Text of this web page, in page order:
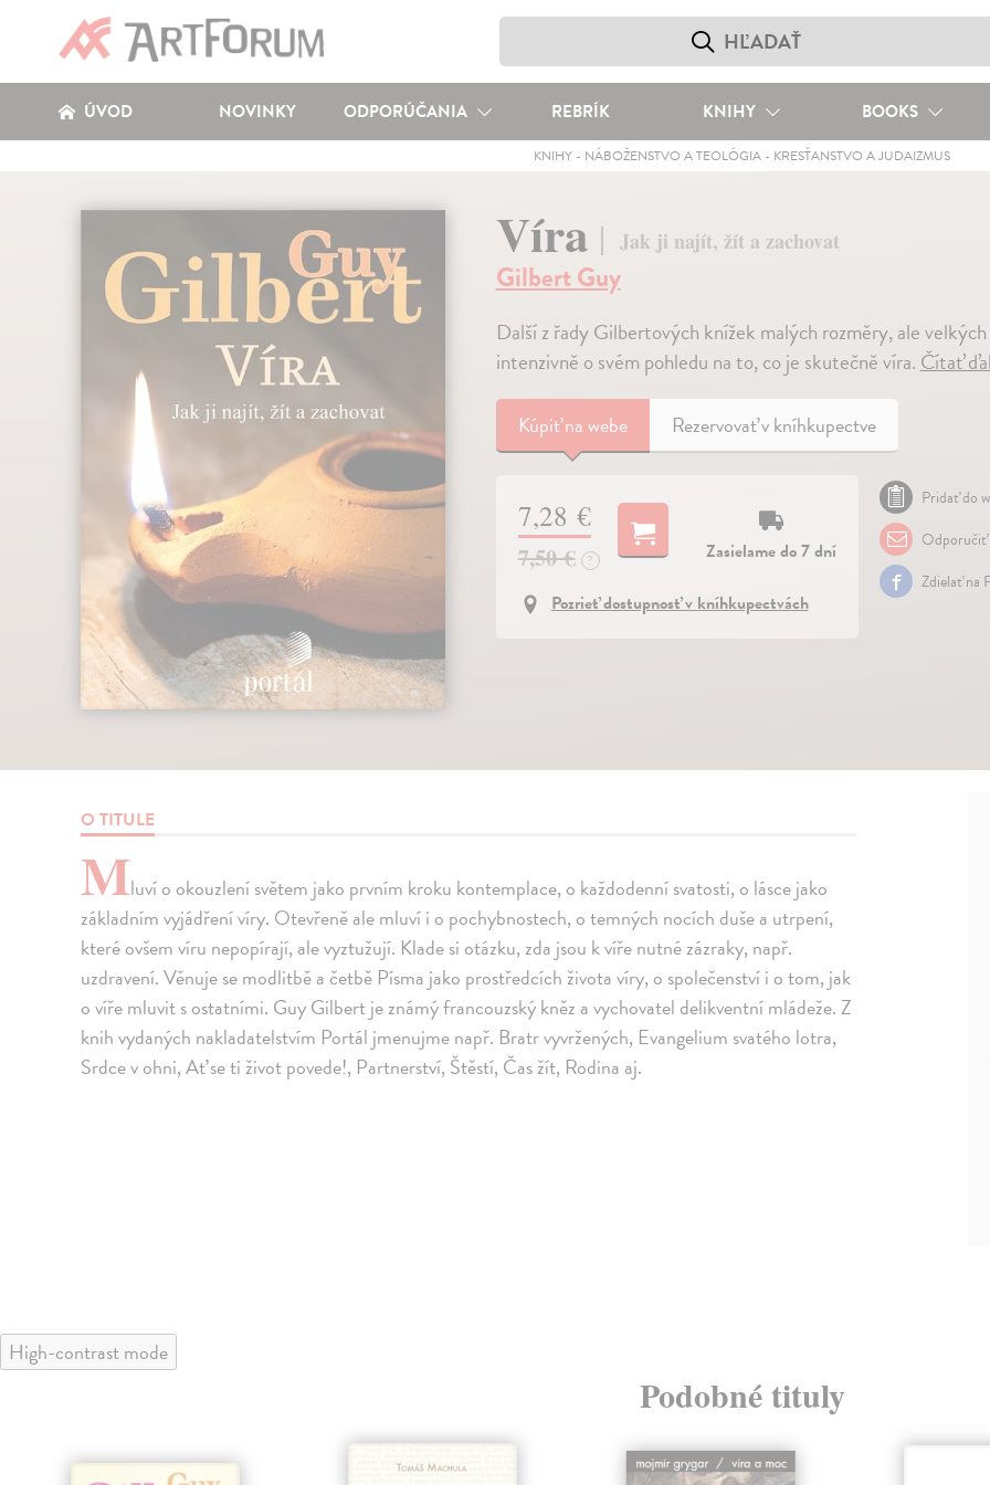
ÚVOD NOVINKY ODPORÚČANIA REBRÍK KNIHY BOOKS
KNIHY - NÁBOŽENSTVO A TEOLÓGIA - KRESŤANSTVO A JUDAIZMUS
Víra Jak ji najít, žít a zachovat
Gilbert Guy
Další z řady Gilbertových knížek malých rozměry, ale
intenzivně o svém pohledu na to, co je skutečně víra.Čítať
Kúpiťna webe Rezervovať v kníhkupectve
7,28 €
7,50 € ?
Zasielame do 7 dní
Pozrieť dostupnosť v kníhkupectvách
Pridať do
Odporučiť
Zdielať na
O TITULE
Mluví o okouzlení světem jako prvním kroku kontemplace, o každodenní svatosti, o lásce jako
základním vyjádření víry. Otevřeně ale mluví i o pochybnostech, o temných nocích duše a utrpení,
které ovšem víru nepopírají, ale vyztužují. Klade si otázku, zda jsou k víře nutné zázraky, např.
uzdravení. Věnuje se modlitbě a četbě Písma jako prostředcích života víry, o společenství i o tom, jak
o víře mluvit s ostatními. Guy Gilbert je známý francouzský kněz a vychovatel delikventní mládeže. Z
knih vydaných nakladatelstvím Portál jmenujme např. Bratr vyvržených, Evangelium svatého lotra,
Srdce v ohni, Ať se ti život povede!, Partnerství, Štěstí, Čas žít, Rodina aj.
High-contrast mode
Podobné tituly